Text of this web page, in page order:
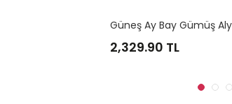
3 Mm Bay Gümüş Alyans
1,164.95TL